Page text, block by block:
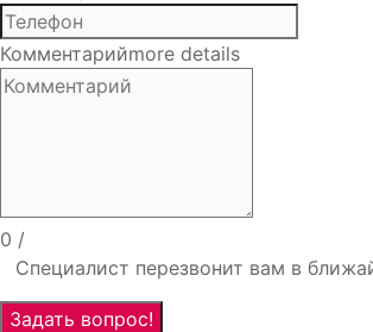
Комментарийmore details
0 /
Специалист перезвонит вам в
Задать вопрос!